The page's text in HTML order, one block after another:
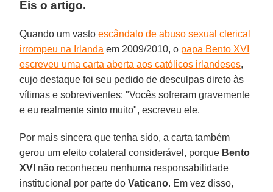
Eis o artigo.
Quando um vastoescândalo de abuso sexual clerical
irrompeu na Irlanda em 2009/2010, o papa Bento XVI
escreveu uma carta aberta aos católicos irlandeses,
cujo destaque foi seu pedido de desculpas direto às
vítimas e sobreviventes: "Vocês sofreram gravemente
e eu realmente sinto muito", escreveu ele.
Por mais sincera que tenha sido, a carta também
gerou um efeito colateral considerável, porque Bento
XVI não reconheceu nenhuma responsabilidade
institucional por parte doVaticano. Em vez disso,